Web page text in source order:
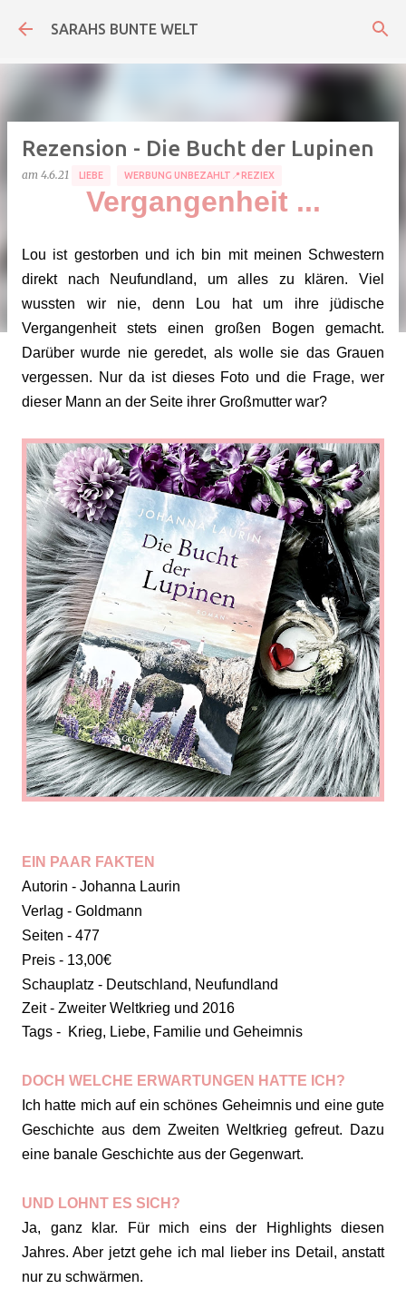
Direkt zum Hauptbereich
SARAHS BUNTE WELT
Rezension - Die Bucht der Lupinen
am 4.6.21 LIEBE WERBUNG UNBEZAHLT📍REZIEX
Vergangenheit ...
Lou ist gestorben und ich bin mit meinen Schwestern
direkt nach Neufundland, um alles zu klären. Viel
wussten wir nie, denn Lou hat um ihre jüdische
Vergangenheit stets einen großen Bogen gemacht.
Darüber wurde nie geredet, als wolle sie das Grauen
vergessen. Nur da ist dieses Foto und die Frage, wer
dieser Mann an der Seite ihrer Großmutter war?
EIN PAAR FAKTEN
Autorin - Johanna Laurin
Verlag - Goldmann
Seiten - 477
Preis - 13,00€
Schauplatz - Deutschland, Neufundland
Zeit - Zweiter Weltkrieg und 2016
Tags - Krieg, Liebe, Familie und Geheimnis
DOCH WELCHE ERWARTUNGEN HATTE ICH?
Ich hatte mich auf ein schönes Geheimnis und eine gute
Geschichte aus dem Zweiten Weltkrieg gefreut. Dazu
eine banale Geschichte aus der Gegenwart.
UND LOHNT ES SICH?
Ja, ganz klar. Für mich eins der Highlights diesen
Jahres. Aber jetzt gehe ich mal lieber ins Detail, anstatt
nur zu schwärmen.